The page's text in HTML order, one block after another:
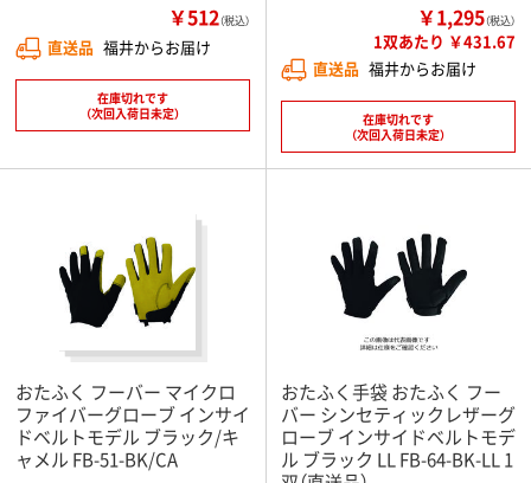
￥512（税込）
直送品 福井からお届け
在庫切れです
（次回入荷日未定）
￥1,295（税込）
1双あたり ￥431.67
直送品 福井からお届け
在庫切れです
（次回入荷日未定）
おたふく フーバー マイクロ
ファイバーグローブ インサイ
ドベルトモデル ブラック/キ
ャメル FB-51-BK/CA
おたふく手袋 おたふく フー
バー シンセティックレザーグ
ローブ インサイドベルトモデ
ル ブラック LL FB-64-BK-LL 1